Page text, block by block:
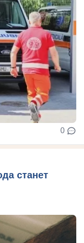
0
станет